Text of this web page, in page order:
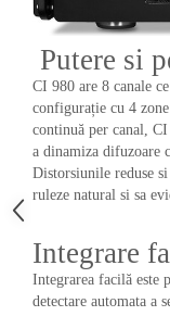
Putere si
CI 980 are 8 canale
configurație cu 4
continuă per canal,
a dinamiza difuzoare
Distorsiunile reduse
ruleze natural si sa
Integrare
Integrarea facilă este
detectare automata a